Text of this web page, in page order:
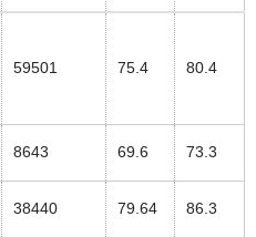
59501 75.4 80.4
8643 69.6 73.3
38440 79.64 86.3